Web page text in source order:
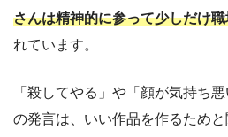
さんは精神的に参って少しだけ
れています。
「殺してやる」や「顔が気持ち
の発言は、いい作品を作るため